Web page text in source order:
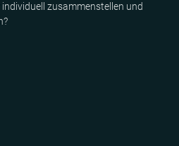
zusammenstellen und